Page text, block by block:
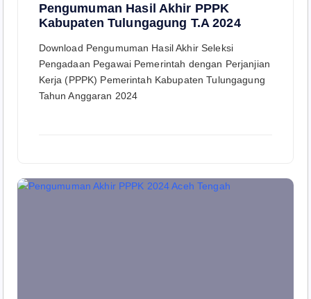
Pengumuman Hasil Akhir PPPK
Kabupaten Tulungagung T.A 2024
Download Pengumuman Hasil Akhir Seleksi
Pengadaan Pegawai Pemerintah dengan Perjanjian
Kerja (PPPK) Pemerintah Kabupaten Tulungagung
Tahun Anggaran 2024